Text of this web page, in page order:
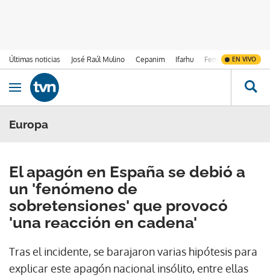
Últimas noticias José Raúl Mulino Cepanim Ifarhu Fenómeno de El
EN VIVO
Ir al contenido
Obrir navegació
Europa
El apagón en España se debió a
un 'fenómeno de
sobretensiones' que provocó
'una reacción en cadena'
Tras el incidente, se barajaron varias hipótesis para
explicar este apagón nacional insólito, entre ellas